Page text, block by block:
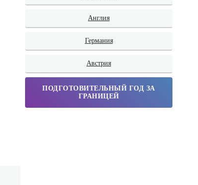
Англия
Германия
Австрия
ПОДГОТОВИТЕЛЬНЫЙ ГОД ЗА
ГРАНИЦЕЙ